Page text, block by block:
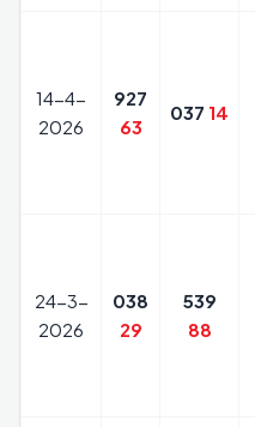
14-4-
2026
927
63
037 14
24-3-
2026
038
29
539
88